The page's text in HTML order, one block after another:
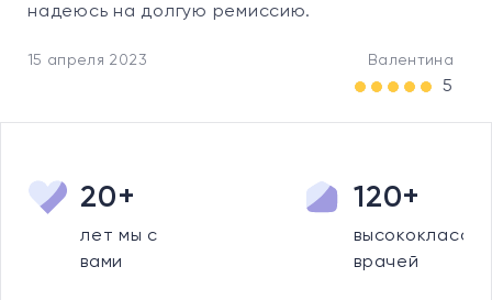
надеюсь на долгую ремиссию.
15 апреля 2023 Валентина
5
20+
лет мы с
вами
120+
врачей